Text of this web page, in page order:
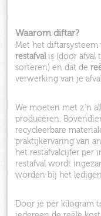
Waarom diftar?
Met het
restafvalis (door afval
sorteren) en dat de
verwerking van je
We moeten met z’n
produceren.
recycleerbare
praktijkervaring van
het restafvalcijfer per
restafval wordt
worden bij het
Door je per kilogram